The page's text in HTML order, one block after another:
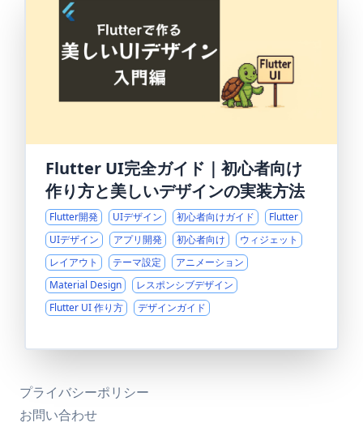
Flutter UI完全ガイド｜初心者向け
作り方と美しいデザインの実装方法
Flutter開発 UIデザイン 初心者向けガイド
Flutter
UIデザイン
アプリ開発 初心者向け
ウィジェット
レイアウト
テーマ設定
アニメーション
Material Design
レスポンシブデザイン
Flutter UI 作り方
デザインガイド
プライバシーポリシー
お問い合わせ